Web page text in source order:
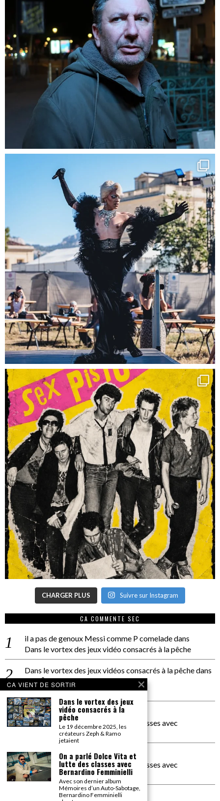
CHARGER PLUS Suivre sur Instagram
CA COMMENTE SEC
il a pas de genoux Messi comme P comeladedans
Dans le vortex des jeux vidéo consacrés à la pêche
Dans le vortex des jeux vidéos consacrés à la pêchedans
PACÔME THIELLEMENT
La séance d’Hip Gnose
La Patrie
dans
On a parlé Dolce Vita et lutte des classes avec
Bernardino Femminielli
carte noire negra à l'o tiededans
On a parlé Dolce Vita et lutte des classes avec
Bernardino Femminielli
moise et son mascarédans
CA VIENT DE SORTIR
Dans le vortex des jeux
vidéo consacrés à la
pêche
Le 19 décembre 2025, les
créateurs Zeph & Ramo
jetaient
On a parlé Dolce Vita et
lutte des classes avec
Bernardino Femminielli
Avec son dernier album
Mémoires d’un Auto-Sabotage,
Bernardino Femminielli